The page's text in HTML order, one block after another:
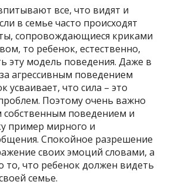
все, что видят и
в семье часто происходят
сопровождающиеся криками
то ребенок, естественно,
эту модель поведения. Даже в
агрессивным поведением
усваивает, что сила – это
Поэтому очень важно
собственным поведением и
пример мирного и
Спокойное разрешение
своих эмоций словами, а
то, что ребенок должен видеть
семье.